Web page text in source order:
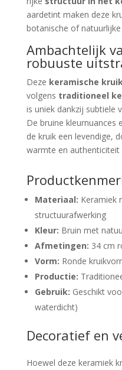
aardetint maken deze
botanische of
Ambachtelijk
robuuste
Deze keramische
volgens traditioneel
is uniek dankzij subtiele
De bruine kleurnuances
de kruik een levendige,
warmte en authenticiteit
Materiaal: Keramiek
structuurafwerking
Kleur: Bruin met
Afmetingen: 34 cm
Vorm: Ronde
Productie:
Gebruik: Geschikt
waterdicht)
Decoratief en
Hoewel deze keramiek